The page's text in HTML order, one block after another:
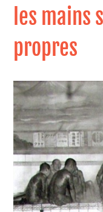
les mains
propres